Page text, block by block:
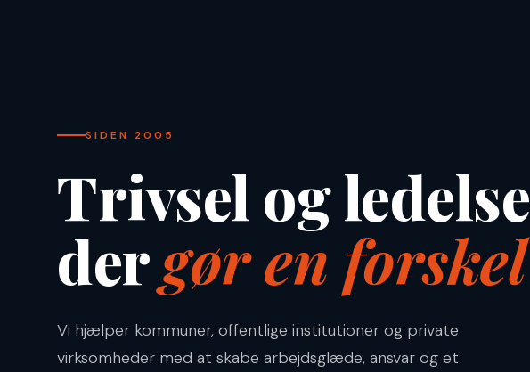
SIDEN 2005
Trivsel og ledelse
dergør en forskel
Vi hjælper kommuner, offentlige institutioner og private
virksomheder med at skabe arbejdsglæde, ansvar og et